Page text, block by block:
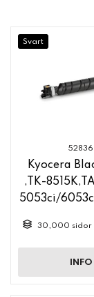
Svart
52836
Kyocera
,TK-
5053ci/
30,000 sidor
INFO